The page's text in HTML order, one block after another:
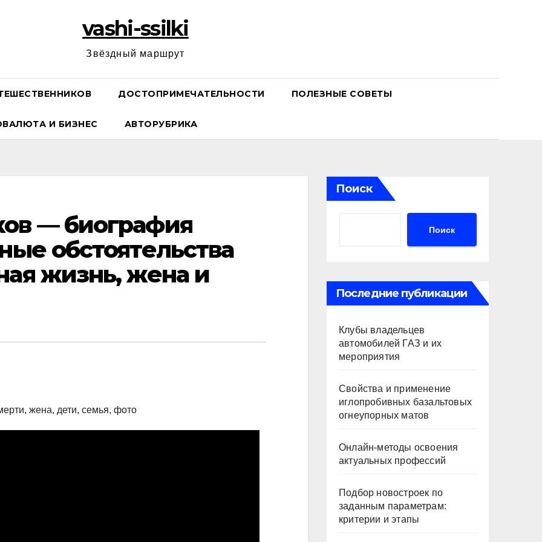
vashi-ssilki
Звёздный маршрут
ДОСТОПРИМЕЧАТЕЛЬНОСТИ ПОЛЕЗНЫЕ СОВЕТЫ
И БИЗНЕС АВТОРУБРИКА
— биография
обстоятельства
жизнь, жена и
Поиск
Поиск
Последние публикации
Клубы владельцев
автомобилей ГАЗ и их
мероприятия
Свойства и применение
иглопробивных базальтовых
огнеупорных матов
Онлайн-методы освоения
актуальных профессий
Подбор новостроек по
заданным параметрам:
критерии и этапы